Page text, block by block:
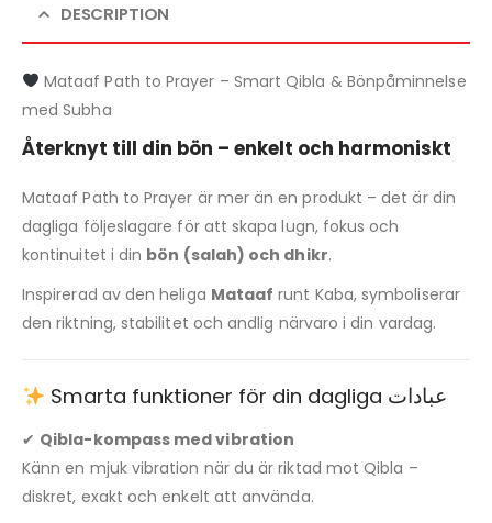
DESCRIPTION
Mataaf Path to Prayer – Smart Qibla & Bönpåminnelse
med Subha
Återknyt till din bön – enkelt och harmoniskt
Mataaf Path to Prayer är mer än en produkt – det är din
dagliga följeslagare för att skapa lugn, fokus och
kontinuitet i din bön (salah) och dhikr.
Inspirerad av den heliga Mataaf runt Kaba, symboliserar
den riktning, stabilitet och andlig närvaro i din vardag.
Smarta funktioner för din dagliga عبادات
✔ Qibla-kompass med vibration
Känn en mjuk vibration när du är riktad mot Qibla –
diskret, exakt och enkelt att använda.